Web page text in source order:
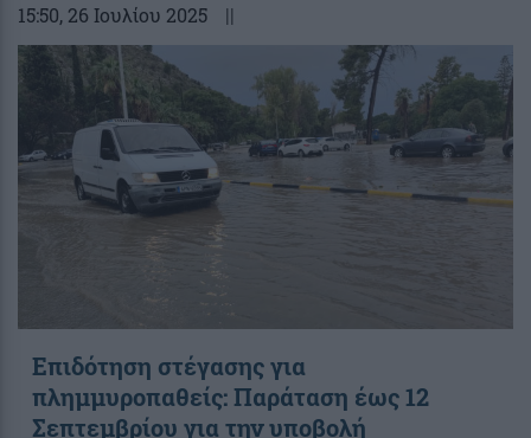
15:50, 26 Ιουλίου 2025 ||
Επιδότηση στέγασης για
πλημμυροπαθείς: Παράταση έως 12
Σεπτεμβρίου για την υποβολή